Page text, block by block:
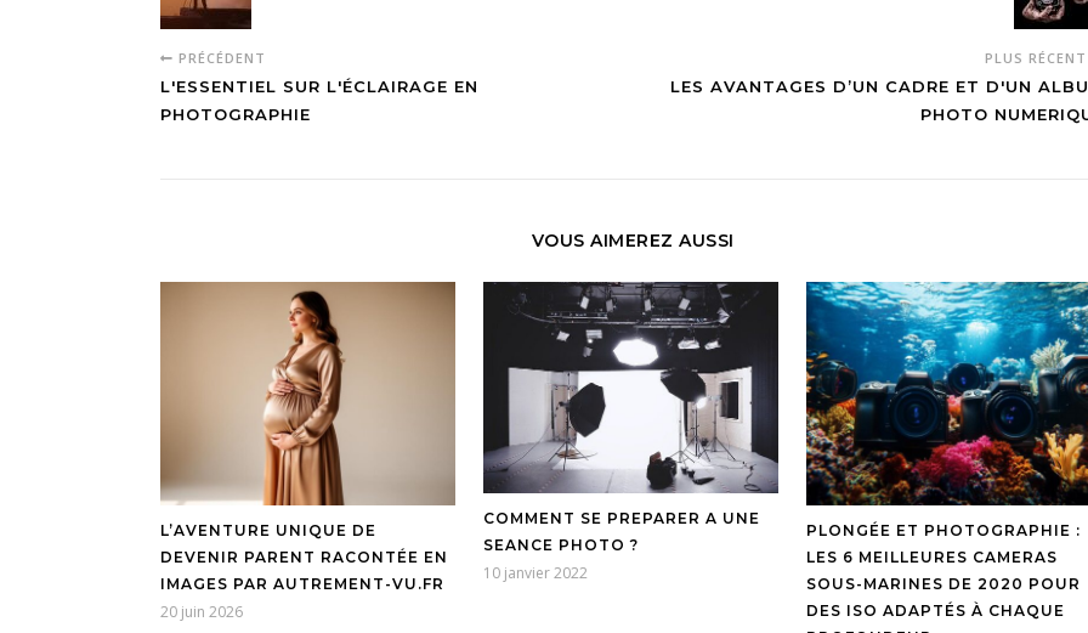
PRÉCÉDENT
L'ESSENTIEL SUR L'ÉCLAIRAGE EN
PHOTOGRAPHIE
PLUS
LES AVANTAGES D’UN CADRE ET D'UN
PHOTO
VOUS AIMEREZ AUSSI
L’AVENTURE UNIQUE DE
DEVENIR PARENT RACONTÉE EN
IMAGES PAR AUTREMENT-VU.FR
20 juin 2026
COMMENT SE PREPARER A UNE
SEANCE PHOTO ?
10 janvier 2022
PLONGÉE ET PHOTOGRAPHIE :
LES 6 MEILLEURES CAMERAS
SOUS-MARINES DE 2020 POUR
DES ISO ADAPTÉS À CHAQUE